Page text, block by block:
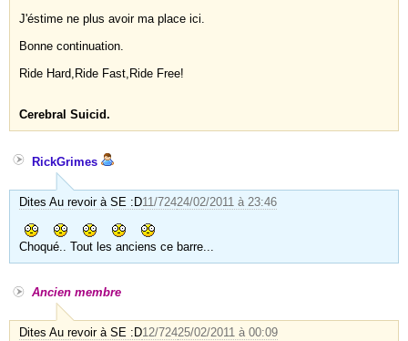
J'éstime ne plus avoir ma place ici.
Bonne continuation.
Ride Hard,Ride Fast,Ride Free!
Cerebral Suicid.
RickGrimes
Dites Au revoir à SE :D11/72424/02/2011 à 23:46
Choqué.. Tout les anciens ce barre...
Ancien membre
Dites Au revoir à SE :D12/72425/02/2011 à 00:09